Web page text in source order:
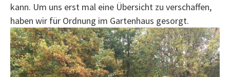
kann. Um uns erst mal eine Übersicht zu verschaffen,
haben wir für Ordnung im Gartenhaus gesorgt.